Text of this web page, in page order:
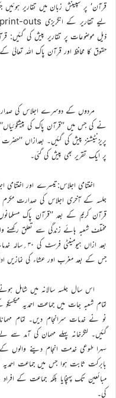
قرآن‘ پر سپینش زبان میں تقاریر
ذیل موضوعات پر تقاریر پیش کی گئیں:
حقوق کا محافظ اور قرآن پاک اللہ تعالیٰ
مردوں کے دوسرے اجلاس کی صدارت
نے کی جس میں ’’قرآن پاک کی
پریزنٹیشنز پیش کی گئیں۔ بعدازاں
پر ایک تقریر بھی پیش کی گئی۔
اختتامی اجلاس:تیسرے اور اختتامی
جلسہ کے آخری اجلاس کی صدارت مکرم
قرآن کریم کے بعد ’’قرآن پاک
مختلف شعبہ ہائے زندگی سے تعلق
بعد ازاں
جس کے بعد مغرب اور عشاء کی نمازیں
تمام شعبہ جات میں جماعت احمدیہ
نو نے خدمات سرانجام دیں۔ تمام
گئیں۔ لنگرخانہ پہلے مہمان کی آمد
سہرا طوعی خدمت انجام دینے والوں
بابرکت ثابت ہوا جس میں جماعت احمدیہ
مبائعین تک پہنچایا بلکہ جماعت کے
کی۔